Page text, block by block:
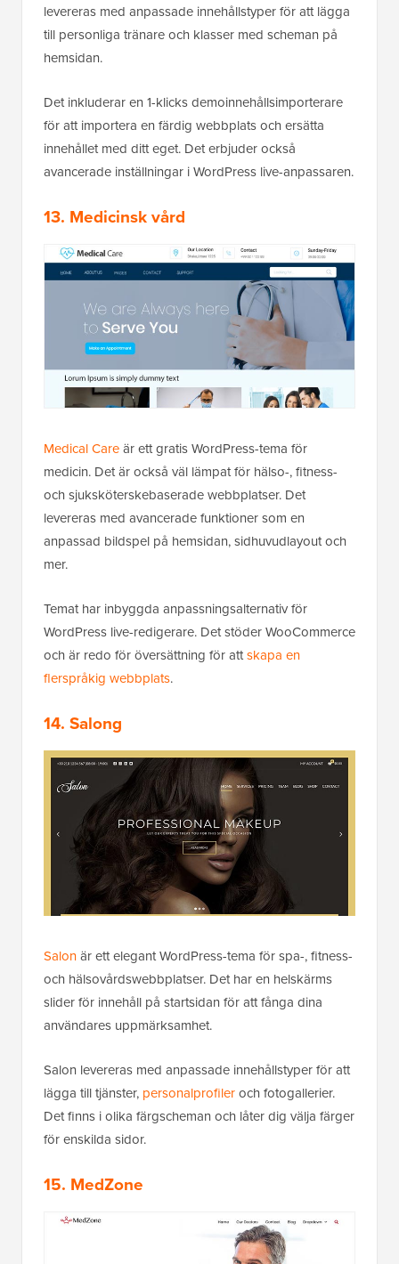
levereras med anpassade innehållstyper för att lägga
till personliga tränare och klasser med scheman på
hemsidan.
Det inkluderar en 1-klicks demoinnehållsimporterare
för att importera en färdig webbplats och ersätta
innehållet med ditt eget. Det erbjuder också
avancerade inställningar i WordPress live-anpassaren.
13. Medicinsk vård
Medical Careär ett gratis WordPress-tema för
medicin. Det är också väl lämpat för hälso-, fitness-
och sjuksköterskebaserade webbplatser. Det
levereras med avancerade funktioner som en
anpassad bildspel på hemsidan, sidhuvudlayout och
mer.
Temat har inbyggda anpassningsalternativ för
WordPress live-redigerare. Det stöder WooCommerce
och är redo för översättning för attskapa en
flerspråkig webbplats.
14. Salong
Salonär ett elegant WordPress-tema för spa-, fitness-
och hälsovårdswebbplatser. Det har en helskärms
slider för innehåll på startsidan för att fånga dina
användares uppmärksamhet.
Salon levereras med anpassade innehållstyper för att
lägga till tjänster, personalprofileroch fotogallerier.
Det finns i olika färgscheman och låter dig välja färger
för enskilda sidor.
15. MedZone